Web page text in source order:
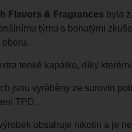
Flavors & Fragrances byla
týmu s bohatými
tenké kapátko, díky
jsou vyráběny ze surovin
TPD.
obsahuje nikotin a je